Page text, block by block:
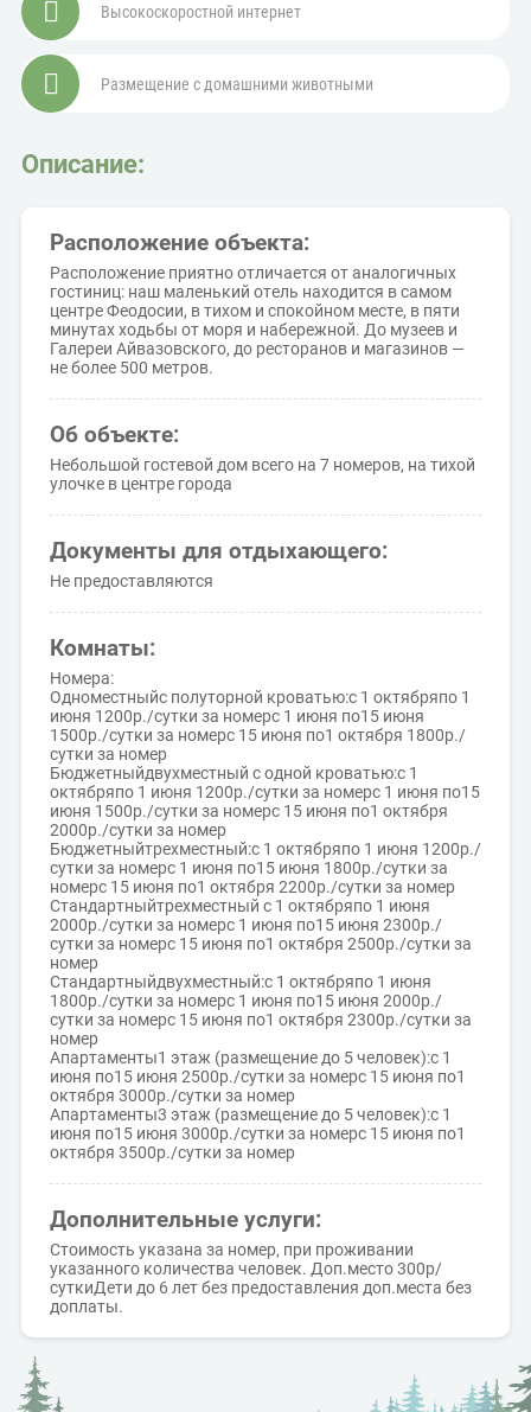
Высокоскоростной интернет
Размещение с домашними животными
Описание:
Расположение объекта:
Расположение приятно отличается от аналогичных
гостиниц: наш маленький отель находится в самом
центре Феодосии, в тихом и спокойном месте, в пяти
минутах ходьбы от моря и набережной. До музеев и
Галереи Айвазовского, до ресторанов и магазинов —
не более 500 метров.
Об объекте:
Небольшой гостевой дом всего на 7 номеров, на тихой
улочке в центре города
Документы для отдыхающего:
Не предоставляются
Комнаты:
Номера:
Одноместныйс полуторной кроватью:с 1 октябряпо 1
июня 1200р./сутки за номерс 1 июня по15 июня
1500р./сутки за номерс 15 июня по1 октября 1800р./
сутки за номер
Бюджетныйдвухместный с одной кроватью:с 1
октябряпо 1 июня 1200р./сутки за номерс 1 июня по15
июня 1500р./сутки за номерс 15 июня по1 октября
2000р./сутки за номер
Бюджетныйтрехместный:с 1 октябряпо 1 июня 1200р./
сутки за номерс 1 июня по15 июня 1800р./сутки за
номерс 15 июня по1 октября 2200р./сутки за номер
Стандартныйтрехместный с 1 октябряпо 1 июня
2000р./сутки за номерс 1 июня по15 июня 2300р./
сутки за номерс 15 июня по1 октября 2500р./сутки за
номер
Стандартныйдвухместный:с 1 октябряпо 1 июня
1800р./сутки за номерс 1 июня по15 июня 2000р./
сутки за номерс 15 июня по1 октября 2300р./сутки за
номер
Апартаменты1 этаж (размещение до 5 человек):с 1
июня по15 июня 2500р./сутки за номерс 15 июня по1
октября 3000р./сутки за номер
Апартаменты3 этаж (размещение до 5 человек):с 1
июня по15 июня 3000р./сутки за номерс 15 июня по1
октября 3500р./сутки за номер
Дополнительные услуги:
Стоимость указана за номер, при проживании
указанного количества человек. Доп.место 300р/
суткиДети до 6 лет без предоставления доп.места без
доплаты.